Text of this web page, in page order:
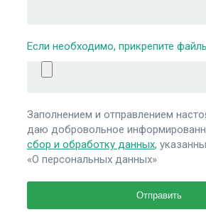
Если необходимо, прикрепите
Заполнением и отправлением
даю добровольное
сбор и обработку данных,
«О персональных данных»